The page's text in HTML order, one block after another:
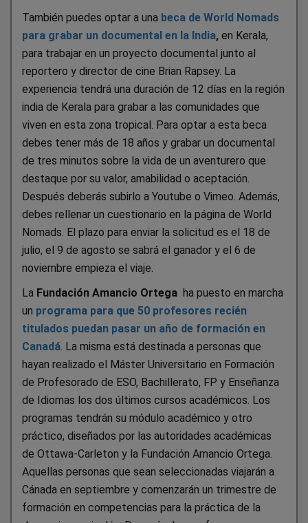
También puedes optar a una beca de World Nomads
para grabar un documental en la India, en Kerala,
para trabajar en un proyecto documental junto al
reportero y director de cine Brian Rapsey. La
experiencia tendrá una duración de 12 días en la región
india de Kerala para grabar a las comunidades que
viven en esta zona tropical. Para optar a esta beca
debes tener más de 18 años y grabar un documental
de tres minutos sobre la vida de un aventurero que
destaque por su valor, amabilidad o aceptación.
Después deberás subirlo a Youtube o Vimeo. Además,
debes rellenar un cuestionario en la página de World
Nomads. El plazo para enviar la solicitud es el 18 de
julio, el 9 de agosto se sabrá el ganador y el 6 de
noviembre empieza el viaje.
La Fundación Amancio Ortega ha puesto en marcha
un programa para que 50 profesores recién
titulados puedan pasar un año de formación en
Canadá . La misma está destinada a personas que
hayan realizado el Máster Universitario en Formación
de Profesorado de ESO, Bachillerato, FP y Enseñanza
de Idiomas los dos últimos cursos académicos. Los
programas tendrán su módulo académico y otro
práctico, diseñados por las autoridades académicas
de Ottawa-Carleton y la Fundación Amancio Ortega.
Aquellas personas que sean seleccionadas viajarán a
Cánada en septiembre y comenzarán un trimestre de
formación en competencias para la práctica de la